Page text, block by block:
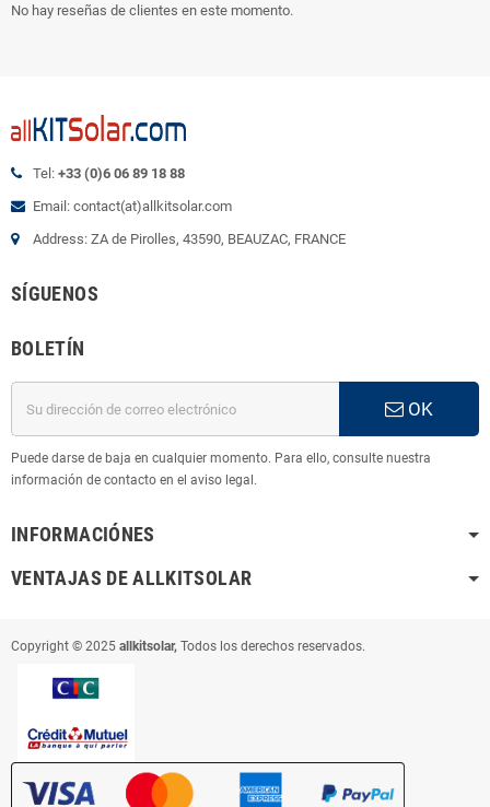
No hay reseñas de clientes en este momento.
Tel: +33 (0)6 06 89 18 88
Email: contact(at)allkitsolar.com
Address: ZA de Pirolles, 43590, BEAUZAC, FRANCE
SÍGUENOS
BOLETÍN
OK
Puede darse de baja en cualquier momento. Para ello, consulte nuestra
información de contacto en el aviso legal.
INFORMACIÓNES
VENTAJAS DE ALLKITSOLAR
Copyright © 2025 allkitsolar, Todos los derechos reservados.